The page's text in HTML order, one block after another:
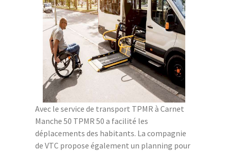
Avec le service de transport TPMR à Carnet
Manche 50 TPMR 50 a facilité les
déplacements des habitants. La compagnie
de VTC propose également un planning pour